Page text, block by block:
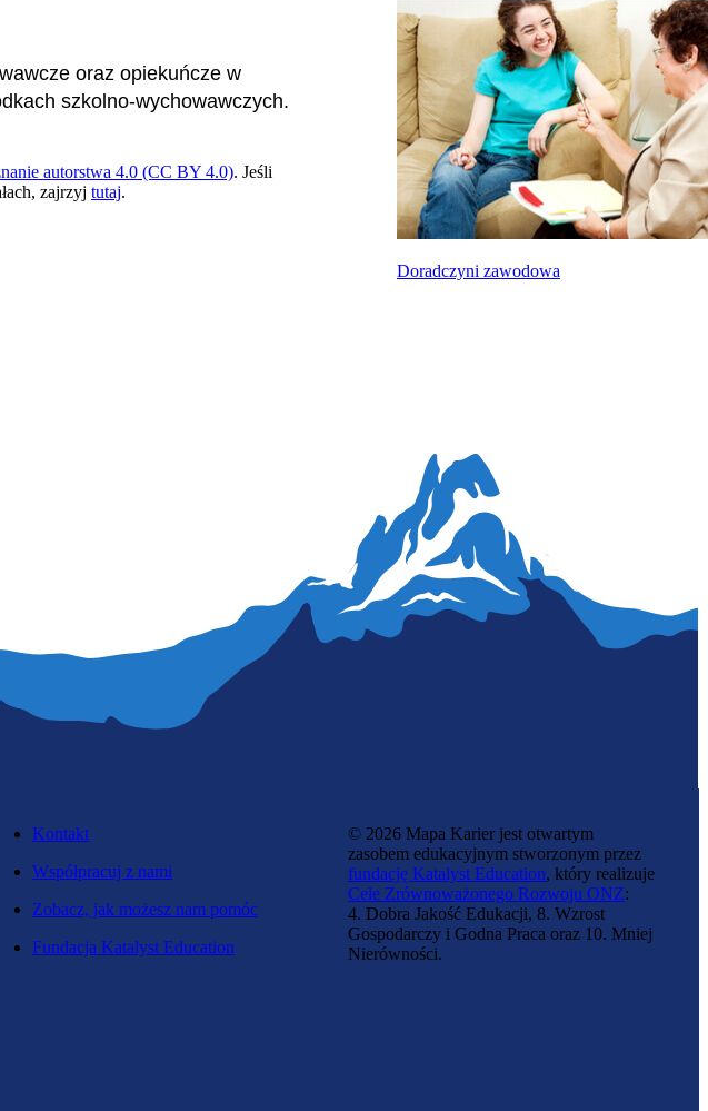
oraz opiekuńcze w
szkolno-wychowawczych.
autorstwa 4.0 (CC BY 4.0). Jeśli
zajrzyj tutaj.
Doradczyni zawodowa
Kontakt
Współpracuj z nami
Zobacz, jak możesz nam pomóc
Fundacja Katalyst Education
© 2026 Mapa Karier jest otwartym
zasobem edukacyjnym stworzonym przez
fundację Katalyst Education, który realizuje
Cele Zrównoważonego Rozwoju ONZ:
4. Dobra Jakość Edukacji, 8. Wzrost
Gospodarczy i Godna Praca oraz 10. Mniej
Nierówności.